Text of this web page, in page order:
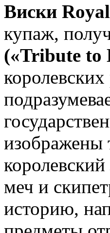
Виски
купаж,
(«Tribute to
изображены
меч и
историю,